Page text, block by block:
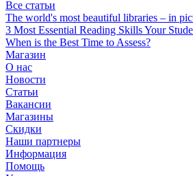
Все статьи
The world's most beautiful libraries – in
3 Most Essential Reading Skills Your
When is the Best Time to Assess?
Магазин
О нас
Новости
Статьи
Вакансии
Магазины
Скидки
Наши партнеры
Информация
Помощь